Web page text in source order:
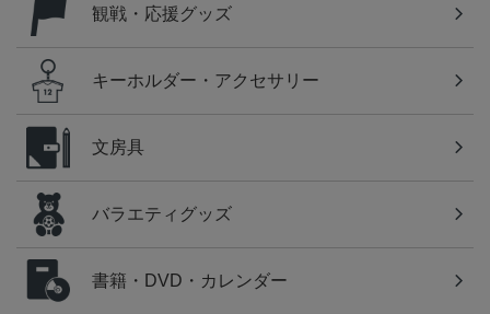
観戦・応援グッズ
キーホルダー・アクセサリー
文房具
バラエティグッズ
書籍・DVD・カレンダー